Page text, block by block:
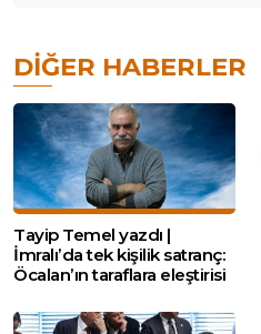
DIĞER HABERLER
Tayip Temel yazdı |
İmralı’da tek kişilik satranç:
Öcalan’ın taraflara eleştirisi